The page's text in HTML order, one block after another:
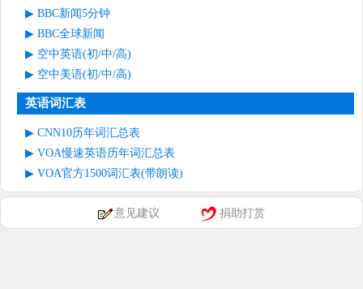
BBC新闻5分钟
BBC全球新闻
空中英语(初/中/高)
空中美语(初/中/高)
英语词汇表
CNN10历年词汇总表
VOA慢速英语历年词汇总表
VOA官方1500词汇表(带朗读)
意见建议 捐助打赏